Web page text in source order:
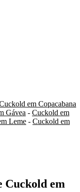
em Copacabana
Gávea - Cuckold em
Leme - Cuckold em
Cuckold em